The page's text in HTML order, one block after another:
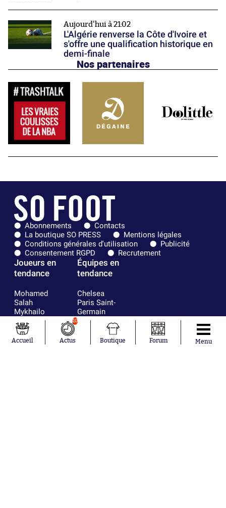
Aujourd'hui à 21:02
L'Algérie renverse la Côte d'Ivoire et
s'offre une qualification historique en
demi-finale
Nos partenaires
Abonnements
Contacts
La boutique SO PRESS
Mentions légales
Conditions générales d'utilisation
Publicité
Consentement RGPD
Recrutement
Joueurs en
tendance
Mohamed
Salah
Mykhailo
Mudryk
Neymar
Khalis Merah
Équipes en
tendance
Chelsea
Paris Saint-
Germain
Bordeaux
Olympique
lyonnais
Accueil
10
Actus Boutique Forum Menu